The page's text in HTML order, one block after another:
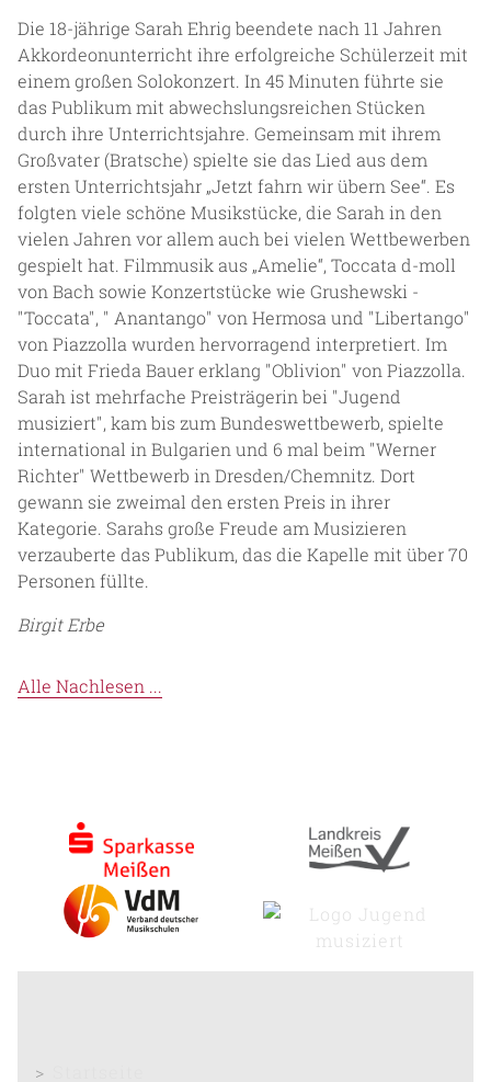
Die 18-jährige Sarah Ehrig beendete nach 11 Jahren
Akkordeonunterricht ihre erfolgreiche Schülerzeit mit
einem großen Solokonzert. In 45 Minuten führte sie
das Publikum mit abwechslungsreichen Stücken
durch ihre Unterrichtsjahre. Gemeinsam mit ihrem
Großvater (Bratsche) spielte sie das Lied aus dem
ersten Unterrichtsjahr „Jetzt fahrn wir übern See“. Es
folgten viele schöne Musikstücke, die Sarah in den
vielen Jahren vor allem auch bei vielen Wettbewerben
gespielt hat. Filmmusik aus „Amelie“, Toccata d-moll
von Bach sowie Konzertstücke wie Grushewski -
"Toccata", " Anantango" von Hermosa und "Libertango"
von Piazzolla wurden hervorragend interpretiert. Im
Duo mit Frieda Bauer erklang "Oblivion" von Piazzolla.
Sarah ist mehrfache Preisträgerin bei "Jugend
musiziert", kam bis zum Bundeswettbewerb, spielte
international in Bulgarien und 6 mal beim "Werner
Richter" Wettbewerb in Dresden/Chemnitz. Dort
gewann sie zweimal den ersten Preis in ihrer
Kategorie. Sarahs große Freude am Musizieren
verzauberte das Publikum, das die Kapelle mit über 70
Personen füllte.
Birgit Erbe
Alle Nachlesen ...